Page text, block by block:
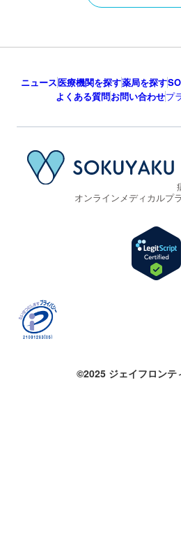
ニュース医療機関を探す薬局を探す
よくある質問お問い合わせプ
オンラインメディカルプ
©2025 ジェイフロンテ